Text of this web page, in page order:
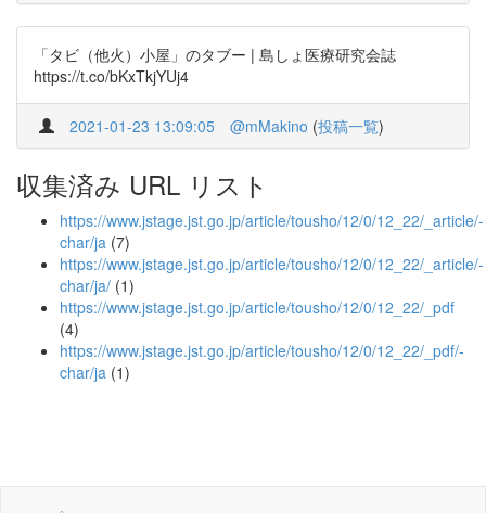
「タビ（他火）小屋」のタブー | 島しょ医療研究会誌
https://t.co/bKxTkjYUj4
2021-01-23 13:09:05 @mMakino (投稿一覧)
収集済み URL リスト
https://www.jstage.jst.go.jp/article/tousho/12/0/12_22/_article/-
char/ja (7)
https://www.jstage.jst.go.jp/article/tousho/12/0/12_22/_article/-
char/ja/ (1)
https://www.jstage.jst.go.jp/article/tousho/12/0/12_22/_pdf
(4)
https://www.jstage.jst.go.jp/article/tousho/12/0/12_22/_pdf/-
char/ja (1)